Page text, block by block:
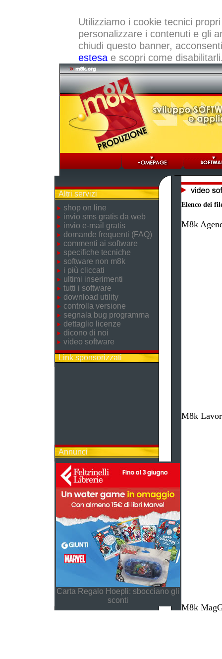
Utilizziamo i cookie tecnici
personalizzare i contenuti e gli
chiudi questo banner,
estesae scopri come
Altri servizi
shop on line
invio sms gratis da web
invio e-mail gratis
domande frequenti (FAQ)
commenti ai software
specifiche tecniche
software non m8k
i più cliccati
ultimi inserimenti
tutti i software
download utility
controlla versione
segnala bug programma
dettaglio licenze
dicono di noi
video software
Link sponsorizzati
Annunci
Carta Regalo Hoepli: sbocciano gli
sconti
Elenco dei
M8k
M8k
M8k